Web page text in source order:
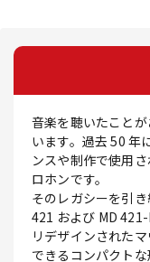
音楽を聴いたこと
います。過去 50 年
ンスや制作で使用
ロホンです。
そのレガシーを引
421 および MD
リデザインされた
できるコンパクトな